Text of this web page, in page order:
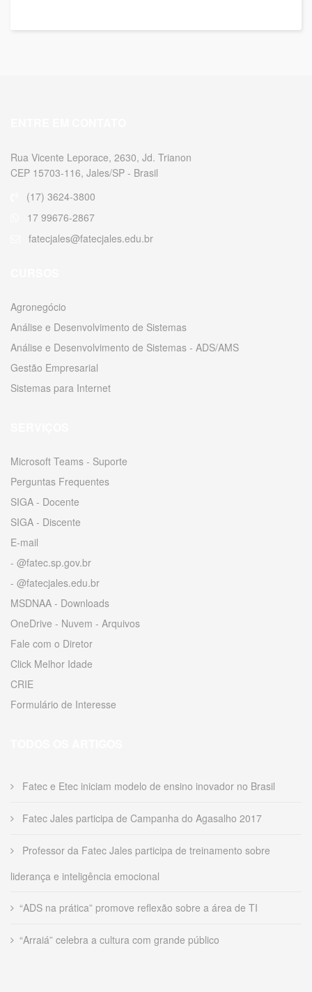
Rua Vicente Leporace, 2630, Jd. Trianon
CEP 15703-116, Jales/SP - Brasil
(17) 3624-3800
17 99676-2867
fatecjales@fatecjales.edu.br
Agronegócio
Análise e Desenvolvimento de Sistemas
Análise e Desenvolvimento de Sistemas - ADS/AMS
Gestão Empresarial
Sistemas para Internet
Microsoft Teams - Suporte
Perguntas Frequentes
SIGA - Docente
SIGA - Discente
E-mail
- @fatec.sp.gov.br
- @fatecjales.edu.br
MSDNAA - Downloads
OneDrive - Nuvem - Arquivos
Fale com o Diretor
Click Melhor Idade
CRIE
Formulário de Interesse
Fatec e Etec iniciam modelo de ensino inovador no Brasil
Fatec Jales participa de Campanha do Agasalho 2017
Professor da Fatec Jales participa de treinamento sobre
liderança e inteligência emocional
“ADS na prática” promove reflexão sobre a área de TI
“Arraiá” celebra a cultura com grande público